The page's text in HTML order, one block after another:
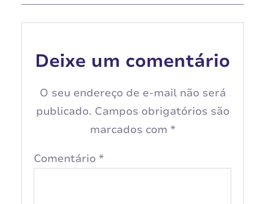
Deixe um comentário
O seu endereço de e-mail não será
publicado. Campos obrigatórios são
marcados com *
Comentário *